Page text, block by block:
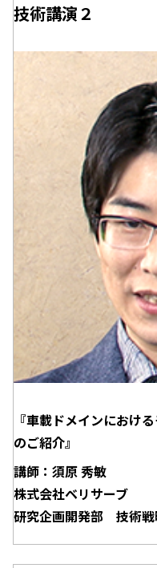
技術講演２
『車載ドメインにおけ
のご紹介』
講師：須原 秀敏
株式会社ベリサーブ
研究企画開発部 技術戦